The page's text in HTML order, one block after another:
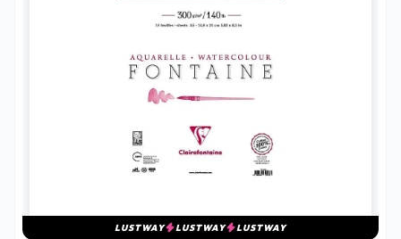
LUSTWAY LUSTWAY LUSTWAY